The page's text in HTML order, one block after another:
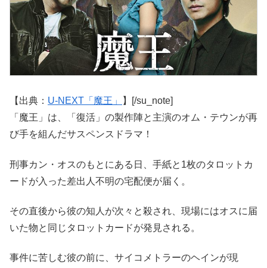
【出典： U-NEXT「魔王」
】[/su_note]
「魔王」は、「復活」の製作陣と主演のオム・テウンが再
び手を組んだサスペンスドラマ！
刑事カン・オスのもとにある日、手紙と1枚のタロットカ
ードが入った差出人不明の宅配便が届く。
その直後から彼の知人が次々と殺され、現場にはオスに届
いた物と同じタロットカードが発見される。
事件に苦しむ彼の前に、サイコメトラーのヘインが現